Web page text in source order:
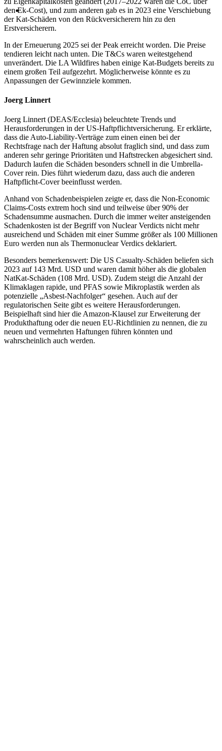
den Ek-Cost), und zum anderen gab es in 2023 eine Verschiebung
der Kat-Schäden von den Rückversicherern hin zu den
Erstversicherern.
In der Erneuerung 2025 sei der Peak erreicht worden. Die Preise
tendieren leicht nach unten. Die T&Cs waren weitestgehend
unverändert. Die LA Wildfires haben einige Kat-Budgets bereits zu
einem großen Teil aufgezehrt. Möglicherweise könnte es zu
Anpassungen der Gewinnziele kommen.
Joerg Linnert
Joerg Linnert (DEAS/Ecclesia) beleuchtete Trends und
Herausforderungen in der US-Haftpflichtversicherung. Er erklärte,
dass die Auto-Liability-Verträge zum einen einen bei der
Rechtsfrage nach der Haftung absolut fraglich sind, und dass zum
anderen sehr geringe Prioritäten und Haftstrecken abgesichert sind.
Dadurch laufen die Schäden besonders schnell in die Umbrella-
Cover rein. Dies führt wiederum dazu, dass auch die anderen
Haftpflicht-Cover beeinflusst werden.
Anhand von Schadenbeispielen zeigte er, dass die Non-Economic
Claims-Costs extrem hoch sind und teilweise über 90% der
Schadensumme ausmachen. Durch die immer weiter ansteigenden
Schadenkosten ist der Begriff von Nuclear Verdicts nicht mehr
ausreichend und Schäden mit einer Summe größer als 100 Millionen
Euro werden nun als Thermonuclear Verdics deklariert.
Besonders bemerkenswert: Die US Casualty-Schäden beliefen sich
2023 auf 143 Mrd. USD und waren damit höher als die globalen
NatKat-Schäden (108 Mrd. USD). Zudem steigt die Anzahl der
Klimaklagen rapide, und PFAS sowie Mikroplastik werden als
potenzielle „Asbest-Nachfolger“ gesehen. Auch auf der
regulatorischen Seite gibt es weitere Herausforderungen.
Beispielhaft sind hier die Amazon-Klausel zur Erweiterung der
Produkthaftung oder die neuen EU-Richtlinien zu nennen, die zu
neuen und vermehrten Haftungen führen könnten und
wahrscheinlich auch werden.